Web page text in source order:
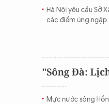
CON
Hà Nội yêu cầu Sở
các điểm úng ngập
"Sông Đà:
Mực nước sông